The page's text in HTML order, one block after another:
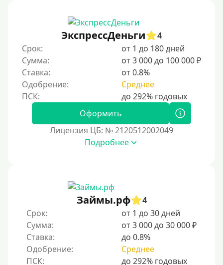
Без процентов на 30 дней
Под 0 %
Условия
С опцией досрочного погашения
Без страховок и комиссий
Со страховкой
Без предоплат
Без электронной почты
С автоматическим одобрением
Без номера телефона
На телефон
ЭкспрессДеньги
4
Срок:
от 1 до 180 дней
Сумма:
от 3 000 до 100 000 ₽
Ставка:
от 0.8%
Одобрение:
Среднее
Оформить
Лицензия ЦБ: № 2120512002049
Подробнее
Займы.рф
4
Срок:
от 1 до 30 дней
Сумма:
от 3 000 до 30 000 ₽
Ставка:
до 0.8%
Одобрение:
Среднее